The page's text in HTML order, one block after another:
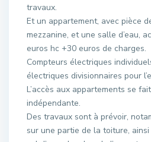
travaux.
Et un appartement, avec pièce
mezzanine, et une salle d’eau,
euros hc +30 euros de charges.
Compteurs électriques
électriques divisionnaires pour
L’accès aux appartements se
indépendante.
Des travaux sont à prévoir,
sur une partie de la toiture,